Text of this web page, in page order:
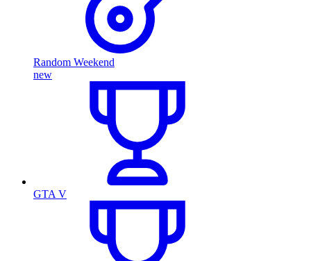
Random Weekend
new
GTA V